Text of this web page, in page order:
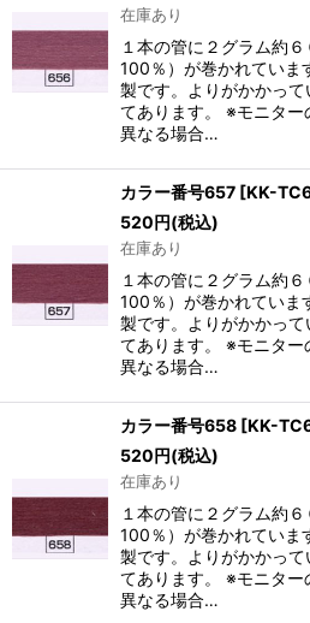
在庫あり
１本の管に２グラム約
100％）が巻かれていま
製です。よりがかかっ
てあります。 ※モニター
異なる場合…
カラー番号657 [KK-
520円(税込)
在庫あり
１本の管に２グラム約
100％）が巻かれていま
製です。よりがかかっ
てあります。 ※モニター
異なる場合…
カラー番号658 [KK-
520円(税込)
在庫あり
１本の管に２グラム約
100％）が巻かれていま
製です。よりがかかっ
てあります。 ※モニター
異なる場合…